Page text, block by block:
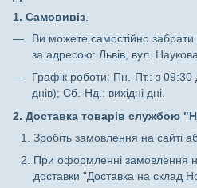
1. Самовивіз
Ви можете самостійно
за адресою: Львів, вул.
Графік роботи: Пн.-Пт.: з 09:30
днів); Сб.-Нд.: вихідні дні.
2. Доставка товарів службою
Зробіть замовлення на сайті
При оформленні замовлення
доставки "Доставка на склад